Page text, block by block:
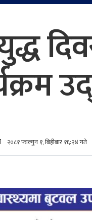
२०८१ फाल्गुन १, बिहीबार १६:२४ गते